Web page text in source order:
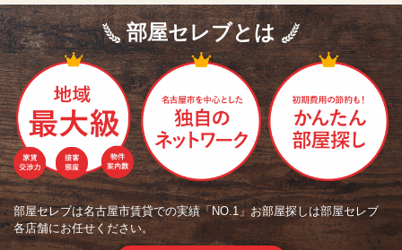
部屋セレブとは
部屋セレブは名古屋市賃貸での実績「NO.1」お部屋探しは部屋セレブ
各店舗にお任せください。